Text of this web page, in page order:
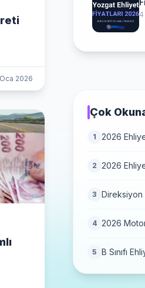
2026
Çok
1
2026
Tablosu)
2 2026
3 Direksiyon
Yanar mı?
4 2026
2026 Harç
5 B Sınıfı
Şartlar ve